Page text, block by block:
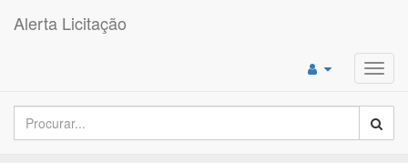
Alerta Licitação